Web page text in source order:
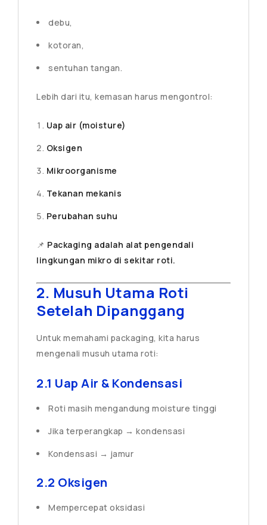
debu,
kotoran,
sentuhan tangan.
Lebih dari itu, kemasan harus mengontrol:
Uap air (moisture)
Oksigen
Mikroorganisme
Tekanan mekanis
Perubahan suhu
📌 Packaging adalah alat pengendali
lingkungan mikro di sekitar roti.
2. Musuh Utama Roti
Setelah Dipanggang
Untuk memahami packaging, kita harus
mengenali musuh utama roti:
2.1 Uap Air & Kondensasi
Roti masih mengandung moisture tinggi
Jika terperangkap → kondensasi
Kondensasi → jamur
2.2 Oksigen
Mempercepat oksidasi